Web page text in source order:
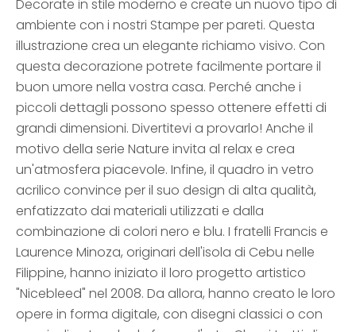
Decorate in stile moderno e create un nuovo tipo di
ambiente con i nostri Stampe per pareti. Questa
illustrazione crea un elegante richiamo visivo. Con
questa decorazione potrete facilmente portare il
buon umore nella vostra casa. Perché anche i
piccoli dettagli possono spesso ottenere effetti di
grandi dimensioni. Divertitevi a provarlo! Anche il
motivo della serie Nature invita al relax e crea
un'atmosfera piacevole. Infine, il quadro in vetro
acrilico convince per il suo design di alta qualità,
enfatizzato dai materiali utilizzati e dalla
combinazione di colori nero e blu. I fratelli Francis e
Laurence Minoza, originari dell'isola di Cebu nelle
Filippine, hanno iniziato il loro progetto artistico
"Nicebleed" nel 2008. Da allora, hanno creato le loro
opere in forma digitale, con disegni classici o con